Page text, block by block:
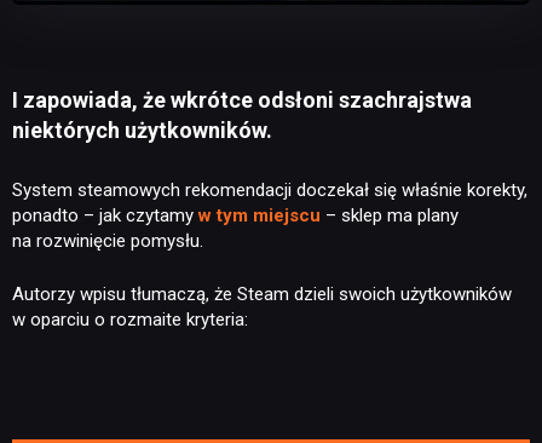
I zapowiada, że wkrótce odsłoni szachrajstwa
niektórych użytkowników.
System steamowych rekomendacji doczekał się właśnie korekty,
ponadto – jak czytamyw tym miejscu – sklep ma plany
na rozwinięcie pomysłu.
Autorzy wpisu tłumaczą, że Steam dzieli swoich użytkowników
w oparciu o rozmaite kryteria: